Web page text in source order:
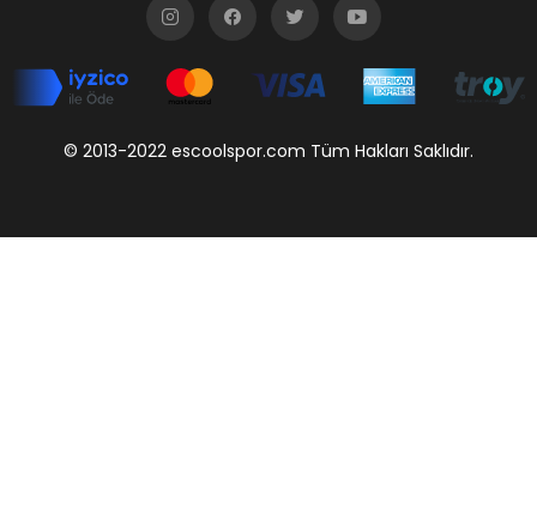
© 2013-2022 escoolspor.com Tüm Hakları Saklıdır.